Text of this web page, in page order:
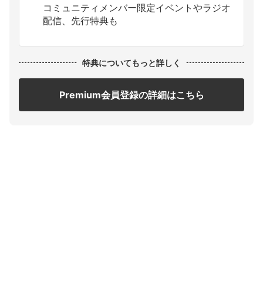
コミュニティメンバー限定イベントやラジオ
配信、先行特典も
特典についてもっと詳しく
Premium会員登録の詳細はこちら